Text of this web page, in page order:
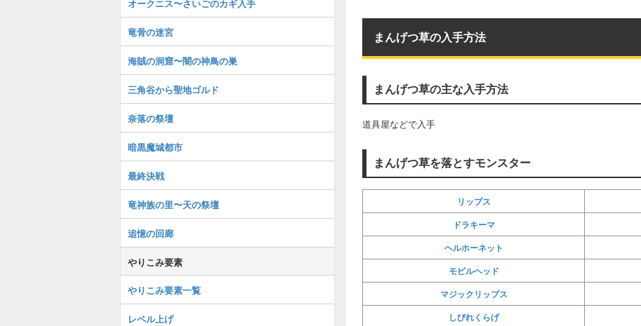
まんげつ草の入手方法
まんげつ草の主な入手方法
道具屋などで入手
まんげつ草を落とすモンスター
リップス
ドラキーマ
ヘルホーネット
モビルヘッド
マジックリップス
しびれくらげ
オークニス〜さいごのカギ入手
竜骨の迷宮
海賊の洞窟〜闇の神鳥の巣
三角谷から聖地ゴルド
奈落の祭壇
暗黒魔城都市
最終決戦
竜神族の里〜天の祭壇
追憶の回廊
やりこみ要素
やりこみ要素一覧
レベル上げ